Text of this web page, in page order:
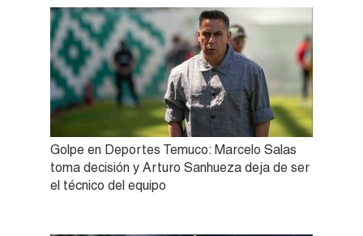
Golpe en Deportes Temuco: Marcelo Salas
toma decisión y Arturo Sanhueza deja de ser
el técnico del equipo